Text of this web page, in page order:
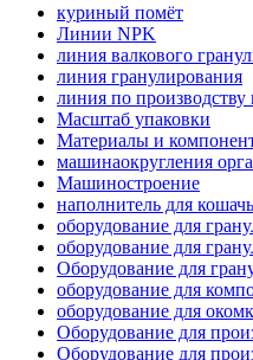
куриный помёт
Линии NPK
линия валкового
линия гранулирования
линия по
Масштаб упаковки
Материалы и
машинаокругления
Машиностроение
наполнитель для
оборудование для
оборудование для
Оборудование для
оборудование для
оборудование для
Оборудование для
Оборудование для